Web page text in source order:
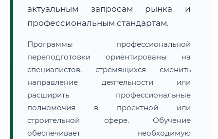
📜 Документы и аккредитация ФИС ФРДО
актуальным запросам рынка и
профессиональным стандартам.
Программы профессиональной
переподготовки ориентированы на
специалистов, стремящихся сменить
направление деятельности или
расширить профессиональные
полномочия в проектной или
строительной сфере. Обучение
обеспечивает необходимую